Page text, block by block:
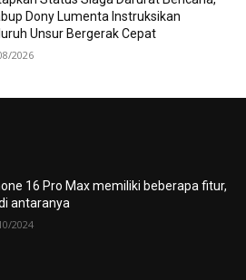
Dony Lumenta Instruksikan
Unsur Bergerak Cepat
2026
16 Pro Max memiliki beberapa fitur,
antaranya
2024